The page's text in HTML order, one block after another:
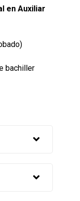
en Auxiliar
bachiller